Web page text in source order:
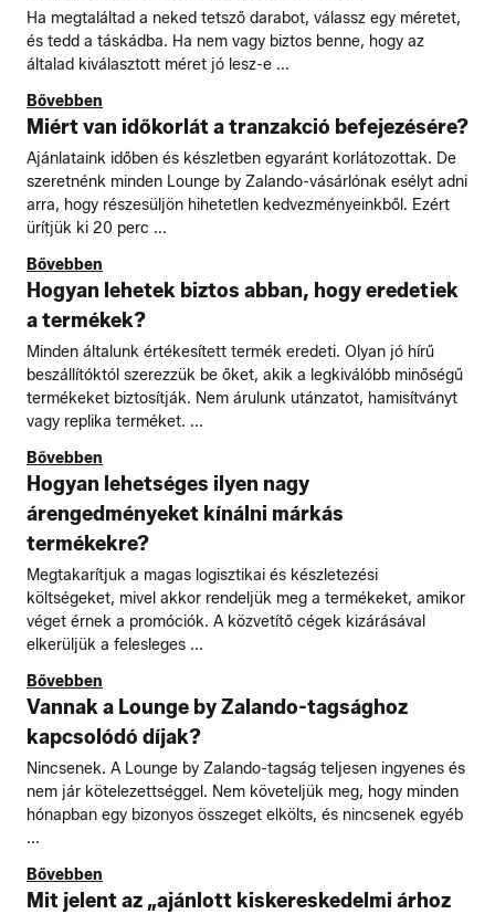
Ha megtaláltad a neked tetsző darabot, válassz egy méretet,
és tedd a táskádba. Ha nem vagy biztos benne, hogy az
általad kiválasztott méret jó lesz-e ...
Bővebben
Miért van időkorlát a tranzakció befejezésére?
Ajánlataink időben és készletben egyaránt korlátozottak. De
szeretnénk minden Lounge by Zalando-vásárlónak esélyt adni
arra, hogy részesüljön hihetetlen kedvezményeinkből. Ezért
ürítjük ki 20 perc ...
Bővebben
Hogyan lehetek biztos abban, hogy eredetiek
a termékek?
Minden általunk értékesített termék eredeti. Olyan jó hírű
beszállítóktól szerezzük be őket, akik a legkiválóbb minőségű
termékeket biztosítják. Nem árulunk utánzatot, hamisítványt
vagy replika terméket. ...
Bővebben
Hogyan lehetséges ilyen nagy
árengedményeket kínálni márkás
termékekre?
Megtakarítjuk a magas logisztikai és készletezési
költségeket, mivel akkor rendeljük meg a termékeket, amikor
véget érnek a promóciók. A közvetítő cégek kizárásával
elkerüljük a felesleges ...
Bővebben
Vannak a Lounge by Zalando-tagsághoz
kapcsolódó díjak?
Nincsenek. A Lounge by Zalando-tagság teljesen ingyenes és
nem jár kötelezettséggel. Nem követeljük meg, hogy minden
hónapban egy bizonyos összeget elkölts, és nincsenek egyéb
...
Bővebben
Mit jelent az „ajánlott kiskereskedelmi árhoz